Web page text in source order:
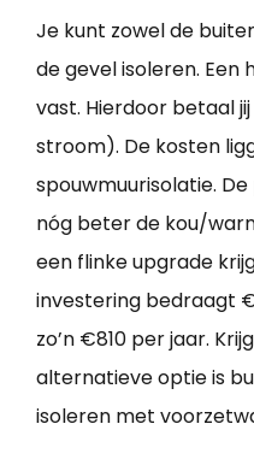
Je kunt zowel de
de gevel isoleren.
vast. Hierdoor betaal
stroom). De kosten
spouwmuurisolatie.
nóg beter de kou/
een flinke upgrade
investering bedraagt
zo’n €810 per jaar.
alternatieve optie is
isoleren met